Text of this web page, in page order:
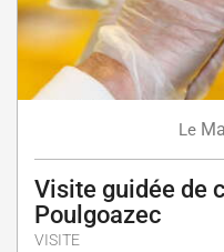
Le
Visite guidée de
Poulgoazec
VISITE